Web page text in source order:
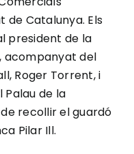
de Catalunya. Els
president de la
acompanyat del
Roger Torrent, i
Palau de la
recollir el guardó
Pilar Ill.